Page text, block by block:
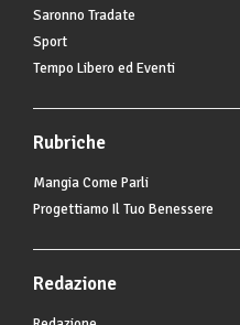
Saronno Tradate
Sport
Tempo Libero ed Eventi
Rubriche
Mangia Come Parli
Progettiamo Il Tuo Benessere
Redazione